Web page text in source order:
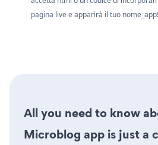
pagina live e apparirà il tuo nome_app!
All you need to know
Microblog app is just a